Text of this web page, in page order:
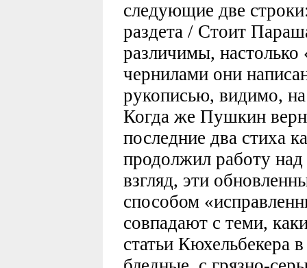
следующие две
раздета / Стоит
различимы,
чернилами они
рукописью, видимо, на
Когда же Пушкин
последние два стиха
продолжил работу
взгляд, эти
способом
совпадают с теми,
статьи